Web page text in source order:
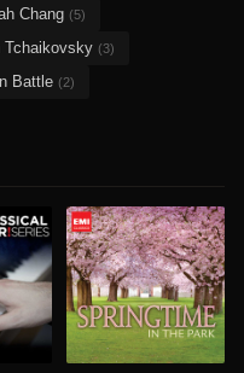
Chang (5)
Tchaikovsky (3)
Battle (2)